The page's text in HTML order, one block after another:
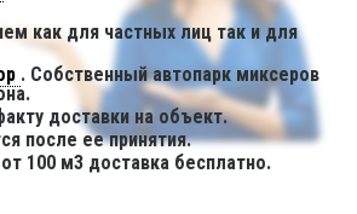
как для частных лиц так и для
. Собственный автопарк миксеров
доставки на объект.
после ее принятия.
100 м3 доставка бесплатно.